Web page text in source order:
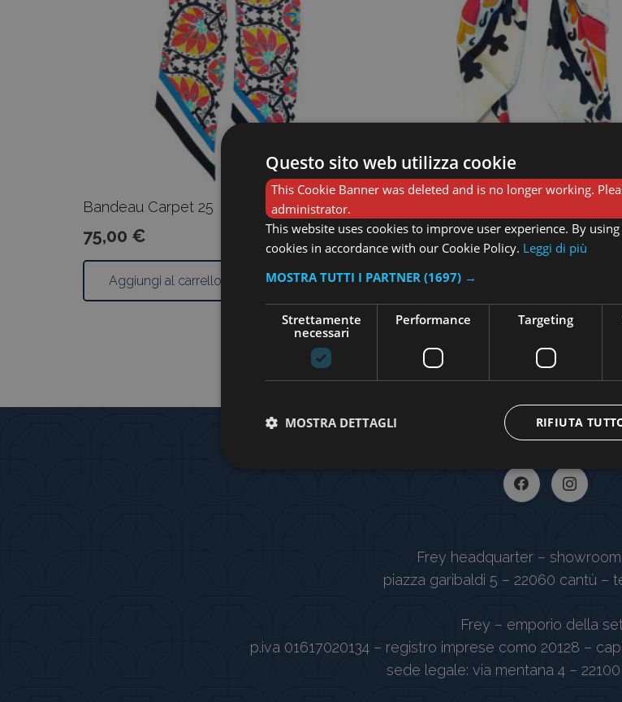
Bandeau Carpet 25
75,00 €
Aggiungi al carrello
85,00€
Leggi tutto
Frey headquarter –
piazza garibaldi 5 – 22060 cantù –
Frey – emporio della
p.iva 01617020134 – registro imprese como 20128 –
sede legale: via mentana 4 –
Questo sito web utilizza cookie
This Cookie Banner was deleted and is no longer working.
administrator.
This website uses cookies to improve user experience. By
cookies in accordance with our Cookie Policy. Leggi di più
MOSTRA TUTTI I PARTNER (1697) →
Strettamente
necessari
Performance Targeting
RIFIUTA
MOSTRA DETTAGLI